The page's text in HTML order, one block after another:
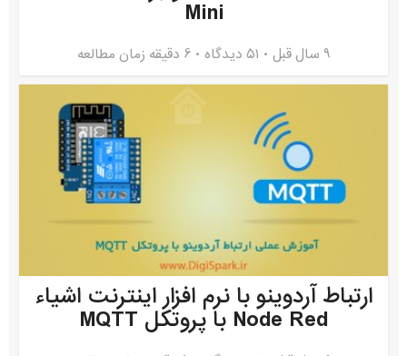
Mini
9 سال قبل ۵۱ دیدگاه 6 دقیقه زمان مطالعه
ارتباط آردوینو با نرم افزار اینترنت اشیاء
Node Red با پروتکل MQTT